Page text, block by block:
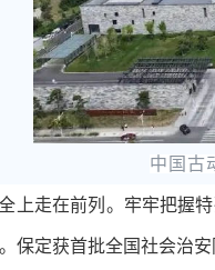
中国古
上走在前列。牢牢把握
保定获首批全国社会治